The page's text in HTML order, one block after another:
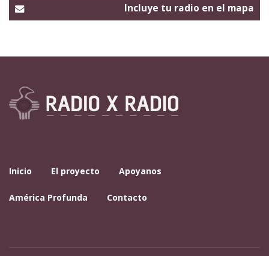
Incluye tu radio en el mapa
Inicio El proyecto Apoyanos
América Profunda Contacto